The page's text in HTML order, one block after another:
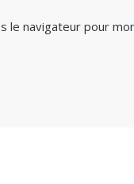
navigateur pour